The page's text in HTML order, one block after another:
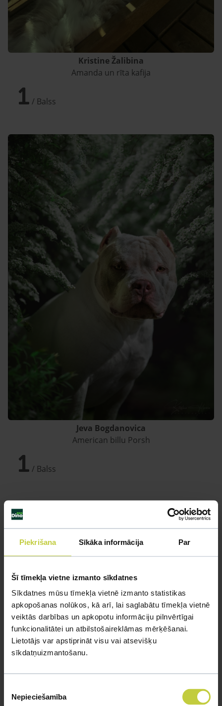
Piekrišana Sīkāka informācija Par
Šī tīmekļa vietne izmanto sīkdatnes
Sīkdatnes mūsu tīmekļa vietnē izmanto statistikas
apkopošanas nolūkos, kā arī, lai saglabātu tīmekļa vietnē
veiktās darbības un apkopotu informāciju pilnvērtīgai
funkcionalitātei un atbilstošaireklāmas mērķēšanai.
Lietotājs var apstiprināt visu vai atsevišķu
sīkdatņuizmantošanu.
izvēle
Nepieciešamība
Kristine Žalibina
Amanda un rīta kafija
1 / Balss
Jeva Bogdanovica
American billu Porsh
1 / Balss